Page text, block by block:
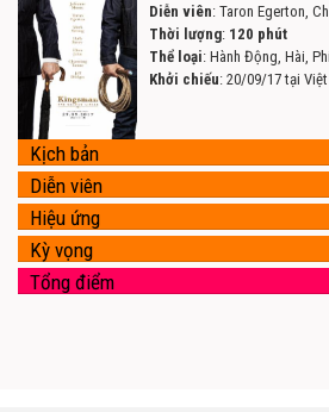
Diễn viên: Taron Egerton,
Thời lượng: 120 phút
Thể loại: Hành Động, Hài,
Khởi chiếu: 20/09/17 tại Việt
Kịch bản
Diễn viên
Hiệu ứng
Kỳ vọng
Tổng điểm